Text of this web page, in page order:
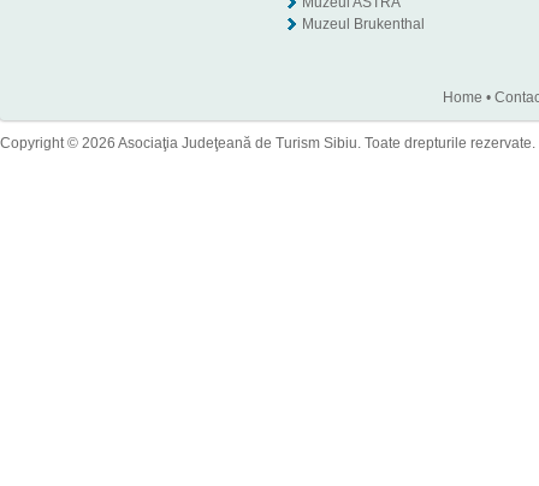
Muzeul Brukenthal
Home •
Copyright © 2026 Asociaţia Judeţeană de Turism Sibiu. Toate drepturile rezervate.